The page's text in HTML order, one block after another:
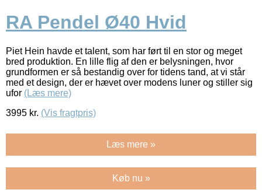
RA Pendel Ø40 Hvid
Piet Hein havde et talent, som har ført til en stor og meget
bred produktion. En lille flig af den er belysningen, hvor
grundformen er så bestandig over for tidens tand, at vi står
med et design, der er hævet over modens luner og stiller sig
ufor (Læs mere)
3995 kr. (Vis fragtpris)
Læs mere »
Køb nu »